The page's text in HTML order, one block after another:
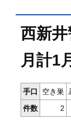
西新
月計1
手口 空き巣
件数
2